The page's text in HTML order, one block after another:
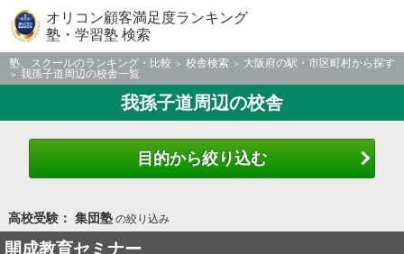
オリコン顧客満足度ランキング
塾・学習塾 検索
塾、スクールのランキング・比較 校舎検索
大阪府の駅・市区町村から探す
我孫子道周辺の校舎一覧
我孫子道周辺の校舎
目的から絞り込む
高校受験： 集団塾の絞り込み
開成教育セミナー